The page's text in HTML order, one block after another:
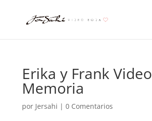
Erika y Frank Video
Memoria
por Jersahi | 0 Comentarios